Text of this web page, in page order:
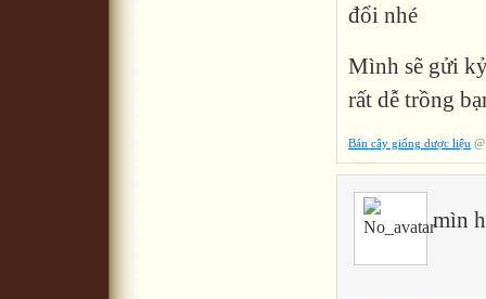
đổi nhé
Mình sẽ gửi
rất dễ trồng
Bán cây giống dược liệu
mìn